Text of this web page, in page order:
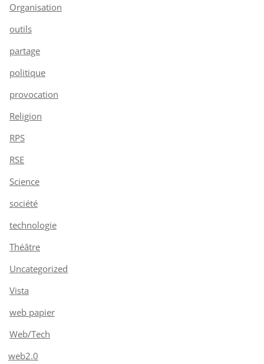
Organisation
outils
partage
politique
provocation
Religion
RPS
RSE
Science
société
technologie
Théâtre
Uncategorized
Vista
web papier
Web/Tech
web2.0